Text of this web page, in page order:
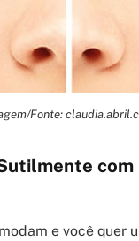
Fonte:
com
e você quer